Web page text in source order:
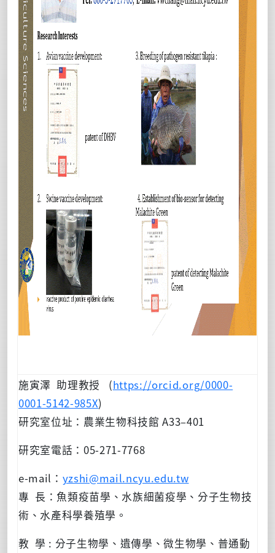
施寅澤 助理教授 (https://orcid.org/0000-
0001-5142-985X)
研究室位址：農業生物科技館 A33–401
研究室電話：05-271-7768
e-mail： yzshi@mail.ncyu.edu.tw
專 長：魚類疫苗學、水族細菌疫學、分子生物技
術、水產科學養殖學。
教 學 : 分子生物學、遺傳學、微生物學、普通動